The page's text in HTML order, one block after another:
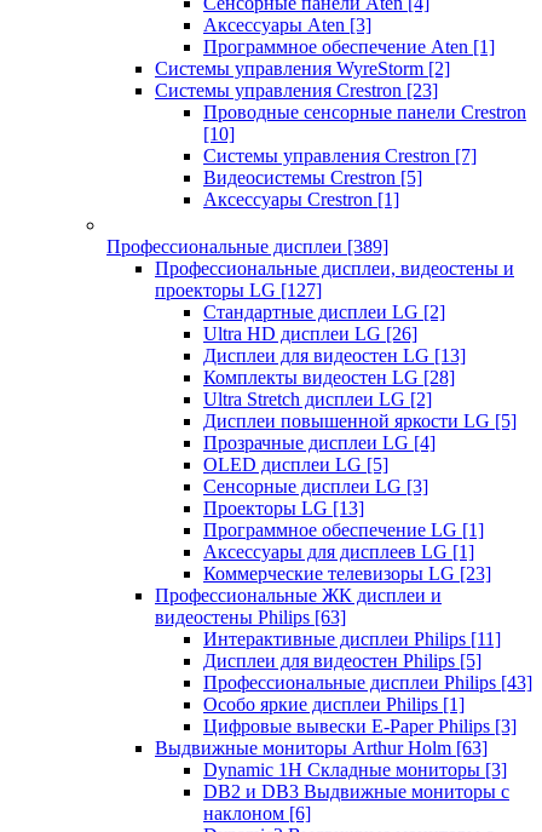
Аксессуары Aten [3]
Программное обеспечение Aten [1]
Системы управления WyreStorm [2]
Системы управления Crestron [23]
Проводные сенсорные панели Crestron
[10]
Системы управления Crestron [7]
Видеосистемы Crestron [5]
Аксессуары Crestron [1]
Профессиональные дисплеи [389]
Профессиональные дисплеи, видеостены и
проекторы LG [127]
Стандартные дисплеи LG [2]
Ultra HD дисплеи LG [26]
Дисплеи для видеостен LG [13]
Комплекты видеостен LG [28]
Ultra Stretch дисплеи LG [2]
Дисплеи повышенной яркости LG [5]
Прозрачные дисплеи LG [4]
OLED дисплеи LG [5]
Сенсорные дисплеи LG [3]
Проекторы LG [13]
Программное обеспечение LG [1]
Аксессуары для дисплеев LG [1]
Коммерческие телевизоры LG [23]
Профессиональные ЖК дисплеи и
видеостены Philips [63]
Интерактивные дисплеи Philips [11]
Дисплеи для видеостен Philips [5]
Профессиональные дисплеи Philips [43]
Особо яркие дисплеи Philips [1]
Цифровые вывески E-Paper Philips [3]
Выдвижные мониторы Arthur Holm [63]
Dynamic 1Н Складные мониторы [3]
DB2 и DB3 Выдвижные мониторы с
наклоном [6]